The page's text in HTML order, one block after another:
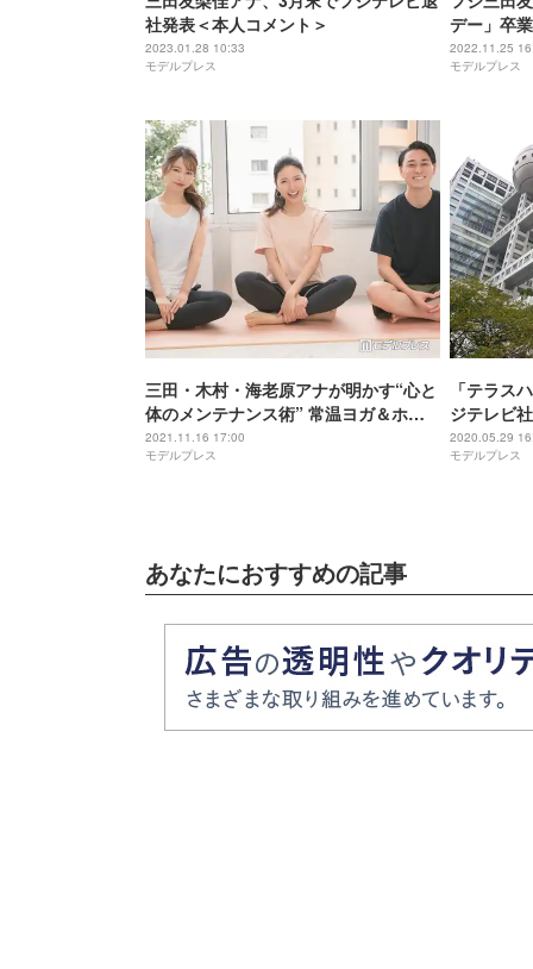
社発表＜本人コメント＞
2023.01.28 10:33
モデルプレス
デー」卒
2022.11.25
モデルプレス
三田・木村・海老原アナが明かす“心と
体のメンテナンス術” 常温ヨガ＆ホッ
トヨガの違いは？【フジテレビアナウ
ンサー×モデルプレス連載＜“素”っぴん
2021.11.16 17:00
モデルプレス
「テラス
ジテレビ
識が十分
2020.05.29
モデルプレス
あなたにおすすめの記事